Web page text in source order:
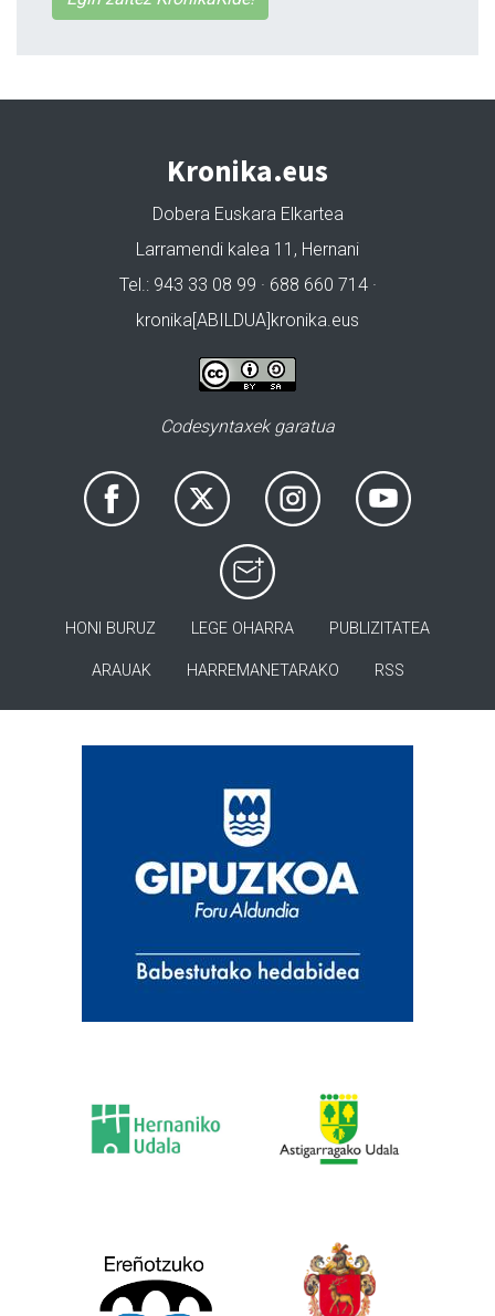
Kronika.eus
Dobera Euskara Elkartea
Larramendi kalea 11, Hernani
Tel.: 943 33 08 99 · 688 660 714 ·
kronika[ABILDUA]kronika.eus
Codesyntaxek garatua
HONI BURUZ LEGE OHARRA PUBLIZITATEA
ARAUAK HARREMANETARAKO RSS